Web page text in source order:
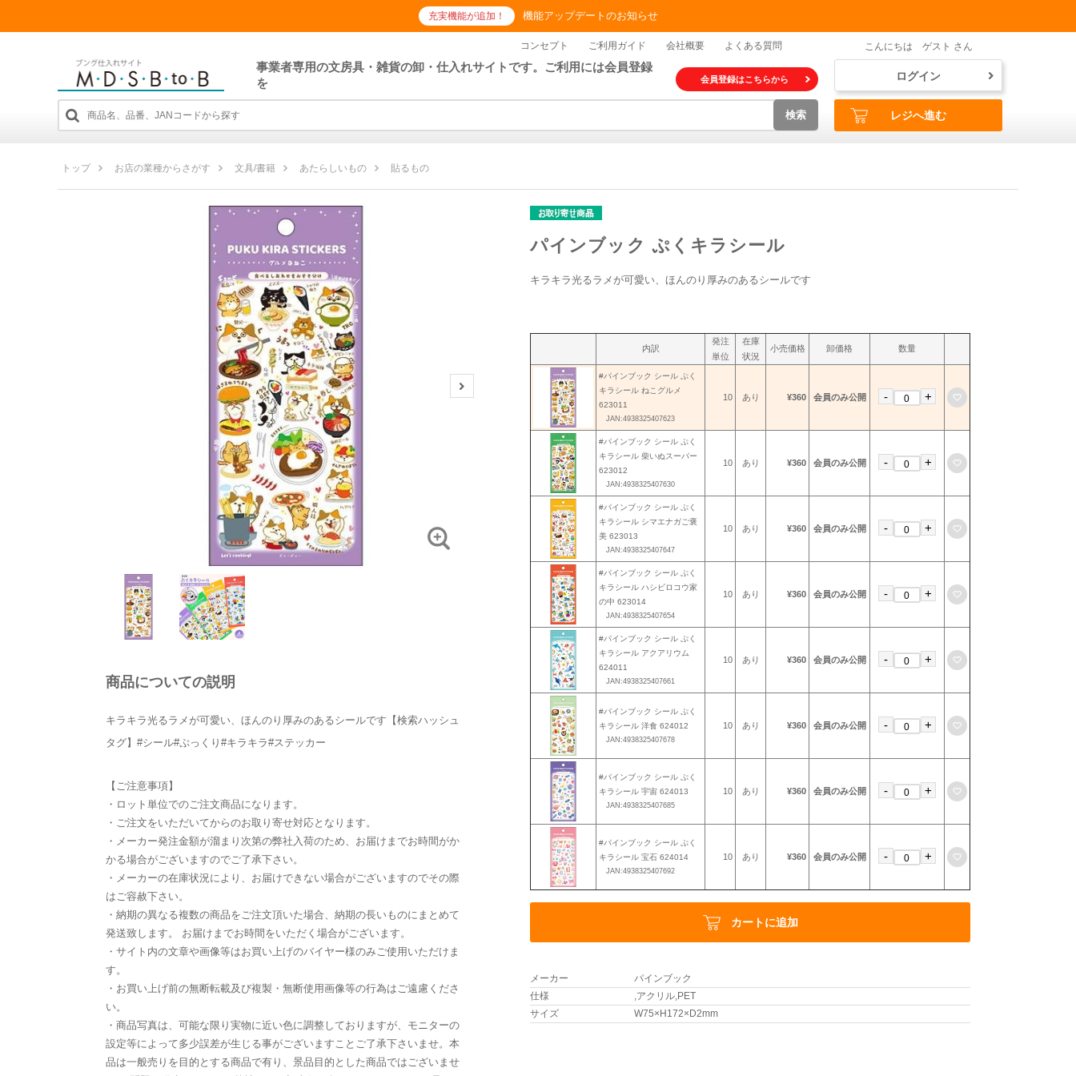
充実機能が追加！ 機能アップデートのお知らせ
コンセプト ご利用ガイド 会社概要 よくある質問
事業者専用の文房具・雑貨の卸・仕入れサイトです。ご利用には会員登録
を
会員登録はこちらから
検索
こんにちは ゲスト さん
ログイン
レジへ進む
トップ お店の業種からさがす 文具/書籍 あたらしいもの 貼るもの
商品についての説明
キラキラ光るラメが可愛い、ほんのり厚みのあるシールです【検索ハッシュ
タグ】#シール#ぷっくり#キラキラ#ステッカー
【ご注意事項】
・ロット単位でのご注文商品になります。
・ご注文をいただいてからのお取り寄せ対応となります。
・メーカー発注金額が溜まり次第の弊社入荷のため、お届けまでお時間がか
かる場合がございますのでご了承下さい。
・メーカーの在庫状況により、お届けできない場合がございますのでその際
はご容赦下さい。
・納期の異なる複数の商品をご注文頂いた場合、納期の長いものにまとめて
発送致します。 お届けまでお時間をいただく場合がございます。
・サイト内の文章や画像等はお買い上げのバイヤー様のみご使用いただけま
す。
・お買い上げ前の無断転載及び複製・無断使用画像等の行為はご遠慮くださ
い。
・商品写真は、可能な限り実物に近い色に調整しておりますが、モニターの
設定等によって多少誤差が生じる事がございますことご了承下さいませ。本
品は一般売りを目的とする商品で有り、景品目的とした商品ではございませ
パインブック ぷくキラシール
キラキラ光るラメが可愛い、ほんのり厚みのあるシールです
内訳
発注
単位
在庫
状況
小売価格 卸価格 数量
#パインブック シール ぷく
キラシール ねこグルメ
623011
JAN:4938325407623
10 あり ¥360 会員のみ公開 - +
#パインブック シール ぷく
キラシール 柴いぬスーパー
623012
JAN:4938325407630
10 あり ¥360 会員のみ公開 - +
#パインブック シール ぷく
キラシール シマエナガご褒
美 623013
JAN:4938325407647
10 あり ¥360 会員のみ公開 - +
#パインブック シール ぷく
キラシール ハシビロコウ家
の中 623014
JAN:4938325407654
10 あり ¥360 会員のみ公開 - +
#パインブック シール ぷく
キラシール アクアリウム
624011
JAN:4938325407661
10 あり ¥360 会員のみ公開 - +
#パインブック シール ぷく
キラシール 洋食 624012
JAN:4938325407678
10 あり ¥360 会員のみ公開 - +
#パインブック シール ぷく
キラシール 宇宙 624013
JAN:4938325407685
10 あり ¥360 会員のみ公開 - +
#パインブック シール ぷく
キラシール 宝石 624014
JAN:4938325407692
10 あり ¥360 会員のみ公開 - +
カートに追加
メーカー
パインブック
仕様
,アクリル,PET
サイズ
W75×H172×D2mm